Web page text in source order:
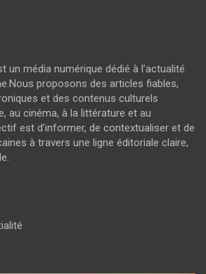
un média numérique dédié à l’actualité
proposons des articles fiables,
et des contenus culturels
au cinéma, à la littérature et au
est d’informer, de contextualiser et de
à travers une ligne éditoriale claire,